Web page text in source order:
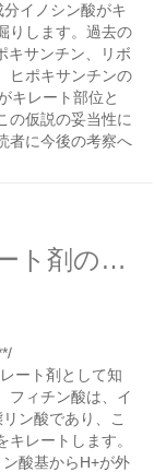
イノシン酸がキ
りします。過去の
キサンチン、リボ
ヒポキサンチンの
キレート部位と
の仮説の妥当性に
者に今後の考察へ
天然の化合物で強力なキレート剤のフィチン酸
ート剤として知
フィチン酸は、イ
ン酸であり、こ
レートします。
酸基からH+が外